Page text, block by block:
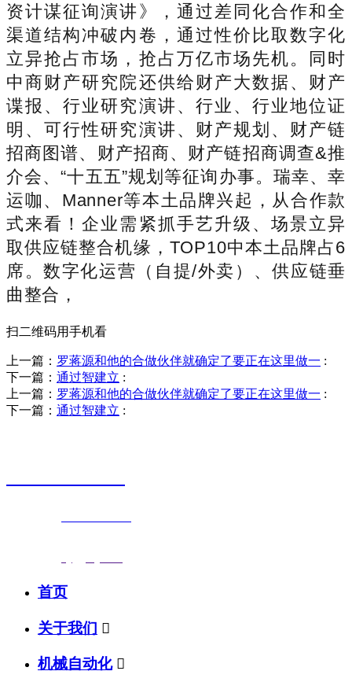
资计谋征询演讲》，通过差同化合作和全
渠道结构冲破内卷，通过性价比取数字化
立异抢占市场，抢占万亿市场先机。同时
中商财产研究院还供给财产大数据、财产
谍报、行业研究演讲、行业、行业地位证
明、可行性研究演讲、财产规划、财产链
招商图谱、财产招商、财产链招商调查&推
介会、“十五五”规划等征询办事。瑞幸、幸
运咖、Manner等本土品牌兴起，从合作款
式来看！企业需紧抓手艺升级、场景立异
取供应链整合机缘，TOP10中本土品牌占6
席。数字化运营（自提/外卖）、供应链垂
曲整合，
扫二维码用手机看
上一篇： 罗蒋源和他的合做伙伴就确定了要正在这里做一 :
下一篇： 通过智建立 :
上一篇： 罗蒋源和他的合做伙伴就确定了要正在这里做一 :
下一篇： 通过智建立 :
首页
关于我们 
机械自动化 